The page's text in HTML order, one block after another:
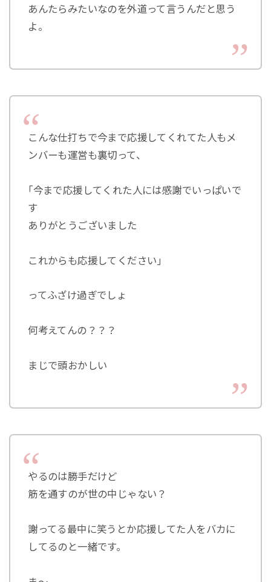
あんたらみたいなのを外道って言うんだと思う
よ。
こんな仕打ちで今まで応援してくれてた人もメ
ンバーも運営も裏切って、
｢今まで応援してくれた人には感謝でいっぱいで
す
ありがとうございました
これからも応援してください｣
ってふざけ過ぎでしょ
何考えてんの？？？
まじで頭おかしい
やるのは勝手だけど
筋を通すのが世の中じゃない？
謝ってる最中に笑うとか応援してた人をバカに
してるのと一緒です。